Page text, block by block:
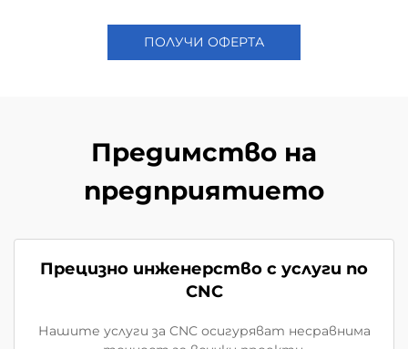
ПОЛУЧИ ОФЕРТА
Предимство на
предприятието
Прецизно инженерство с услуги по
CNC
Нашите услуги за CNC осигуряват несравнима